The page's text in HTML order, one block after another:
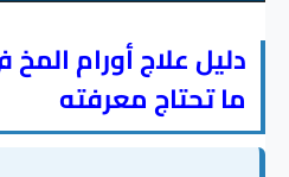
ما تحتاج معرفته